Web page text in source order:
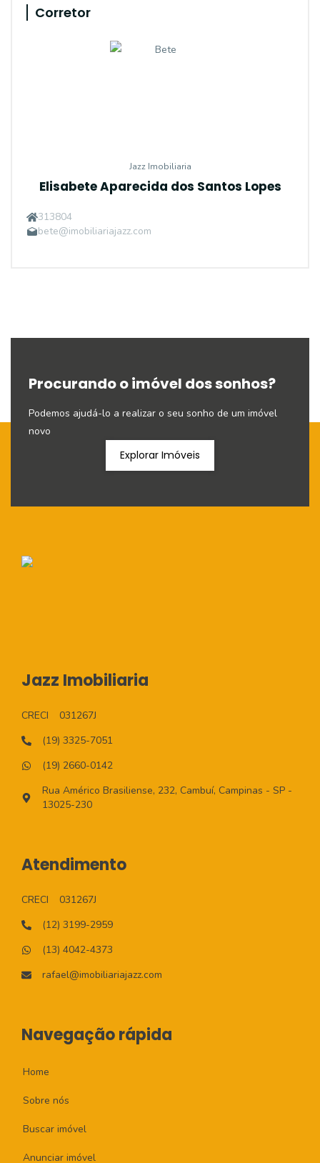
Corretor
Jazz Imobiliaria
Elisabete Aparecida dos Santos Lopes
313804
bete@imobiliariajazz.com
Procurando o imóvel dos sonhos?
Podemos ajudá-lo a realizar o seu sonho de um imóvel
novo
Explorar Imóveis
Jazz Imobiliaria
CRECI
031267J
(19) 3325-7051
(19) 2660-0142
Rua Américo Brasiliense, 232, Cambuí, Campinas - SP -
13025-230
Atendimento
CRECI
031267J
(12) 3199-2959
(13) 4042-4373
rafael@imobiliariajazz.com
Navegação rápida
Home
Sobre nós
Buscar imóvel
Anunciar imóvel